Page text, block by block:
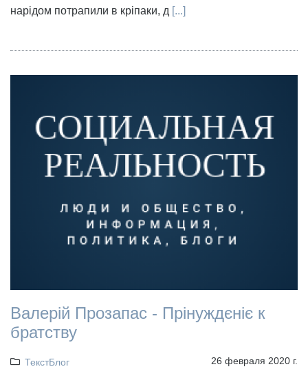
нарідом потрапили в кріпаки, д [...]
Валерій Прозапас - Прінуждєніє к
братству
ТекстБлог 26 февраля 2020 г.